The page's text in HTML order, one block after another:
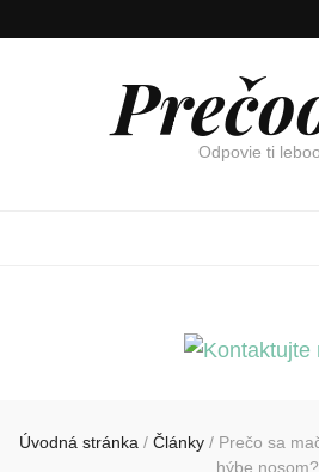
Odpovie ti
Úvodná stránka / Články / Prečo sa
hýbe nosom?